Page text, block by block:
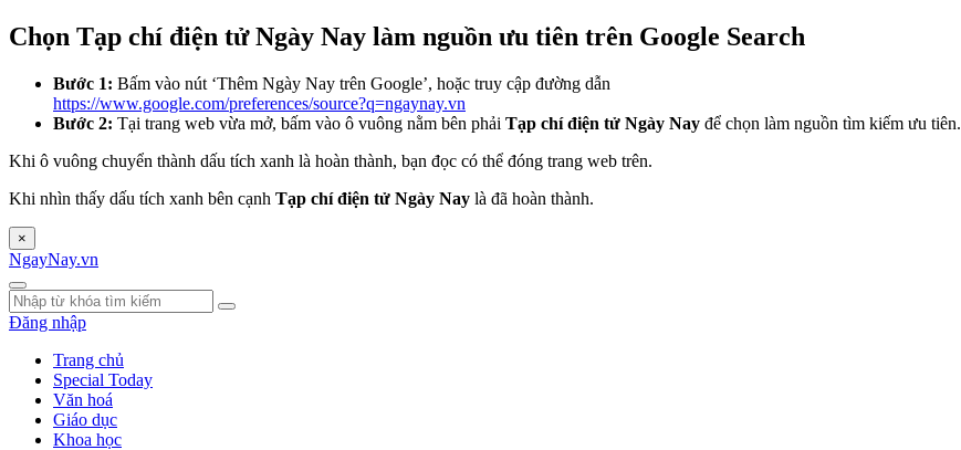
Chọn Tạp chí điện tử Ngày Nay làm nguồn ưu tiên trên Google Search
Bước 1: Bấm vào nút ‘Thêm Ngày Nay trên Google’, hoặc truy cập đường dẫn
https://www.google.com/preferences/source?q=ngaynay.vn
Bước 2: Tại trang web vừa mở, bấm vào ô vuông nằm bên phải Tạp chí điện tử Ngày Nay để chọn làm nguồn tìm kiếm ưu tiên.
Khi ô vuông chuyển thành dấu tích xanh là hoàn thành, bạn đọc có thể đóng trang web trên.
Khi nhìn thấy dấu tích xanh bên cạnh Tạp chí điện tử Ngày Nay là đã hoàn thành.
×
NgayNay.vn
Đăng nhập
Trang chủ
Special Today
Văn hoá
Giáo dục
Khoa học